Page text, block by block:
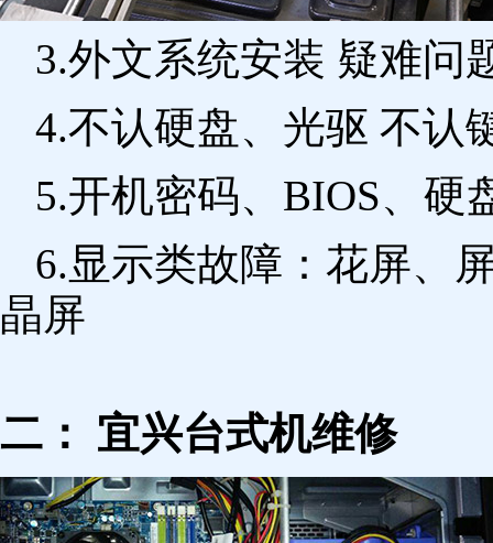
3.外文系统安装 疑难问
4.不认硬盘、光驱 不认
5.开机密码、BIOS、硬
6.显示类故障：花屏、
晶屏
二： 宜兴台式机维修